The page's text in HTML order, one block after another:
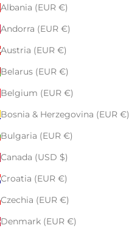
Albania (EUR €)
Andorra (EUR €)
Austria (EUR €)
Belarus (EUR €)
Belgium (EUR €)
Bosnia & Herzegovina (EUR €)
Bulgaria (EUR €)
Canada (USD $)
Croatia (EUR €)
Czechia (EUR €)
Denmark (EUR €)